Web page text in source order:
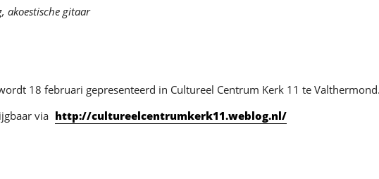
akoestische gitaar
wordt 18 februari gepresenteerd in Cultureel Centrum Kerk 11 te
via http://cultureelcentrumkerk11.weblog.nl/